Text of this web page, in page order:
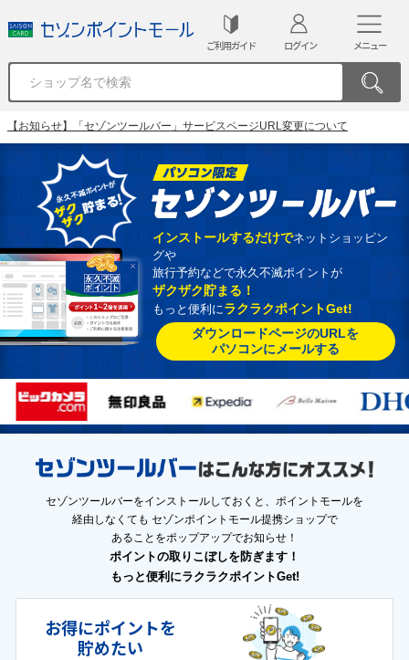
ご利用ガイド ログイン メニュー
【お知らせ】「セゾンツールバー」サービスページURL変更について
インストールするだけでネットショッピン
グや
旅行予約などで永久不滅ポイントが
ザクザク貯まる！
もっと便利にラクラクポイントGet!
ダウンロードページのURLを
パソコンにメールする
セゾンツールバーをインストールしておくと、ポイントモールを
経由しなくても セゾンポイントモール提携ショップで
あることをポップアップでお知らせ！
ポイントの取りこぼしを防ぎます！
もっと便利にラクラクポイントGet!
お得にポイントを
貯めたい